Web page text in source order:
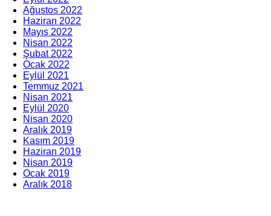
Ağustos 2022
Haziran 2022
Mayıs 2022
Nisan 2022
Şubat 2022
Ocak 2022
Eylül 2021
Temmuz 2021
Nisan 2021
Eylül 2020
Nisan 2020
Aralık 2019
Kasım 2019
Haziran 2019
Nisan 2019
Ocak 2019
Aralık 2018